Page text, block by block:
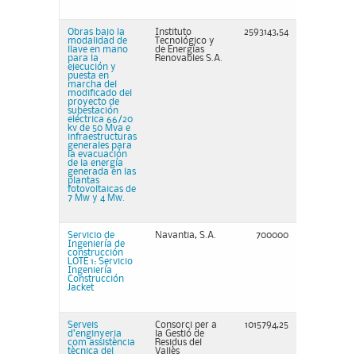
Obras bajo la
modalidad de
llave en mano
para la
ejecución y
puesta en
marcha del
modificado del
proyecto de
subestación
eléctrica 66/20
kv de 50 Mva e
infraestructuras
generales para
la evacuación
de la energía
generada en las
plantas
fotovoltaicas de
7 Mw y 4 Mw.
Instituto
Tecnológico y
de Energías
Renovables S.A.
2593143,54
Servicio de
Ingeniería de
construcción
LOTE 1: Servicio
Ingeniería
Construcción
Jacket
Navantia, S.A. 700000
Serveis
d’enginyeria
com assistència
tècnica del
Consorci per a
la Gestió de
Residus del
Vallès
1015794,25